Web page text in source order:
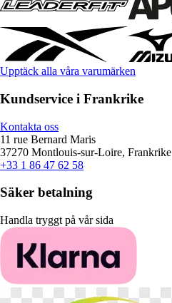
Upptäck alla våra varumärken
Kundservice i Frankrike
Kontakta oss
11 rue Bernard Maris
37270 Montlouis-sur-Loire, Frankrike
+33 1 86 47 62 58
Säker betalning
Handla tryggt på vår sida